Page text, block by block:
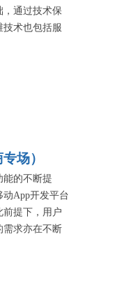
，通过技术保
技术也包括服
发现服务隐患
场）
能的不断提
App开发平台
前提下，用户
需求亦在不断